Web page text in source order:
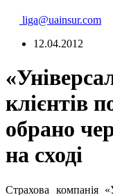
liga@uainsur.com
12.04.2012
клієнтів
обрано
на сході
Страхова компанія